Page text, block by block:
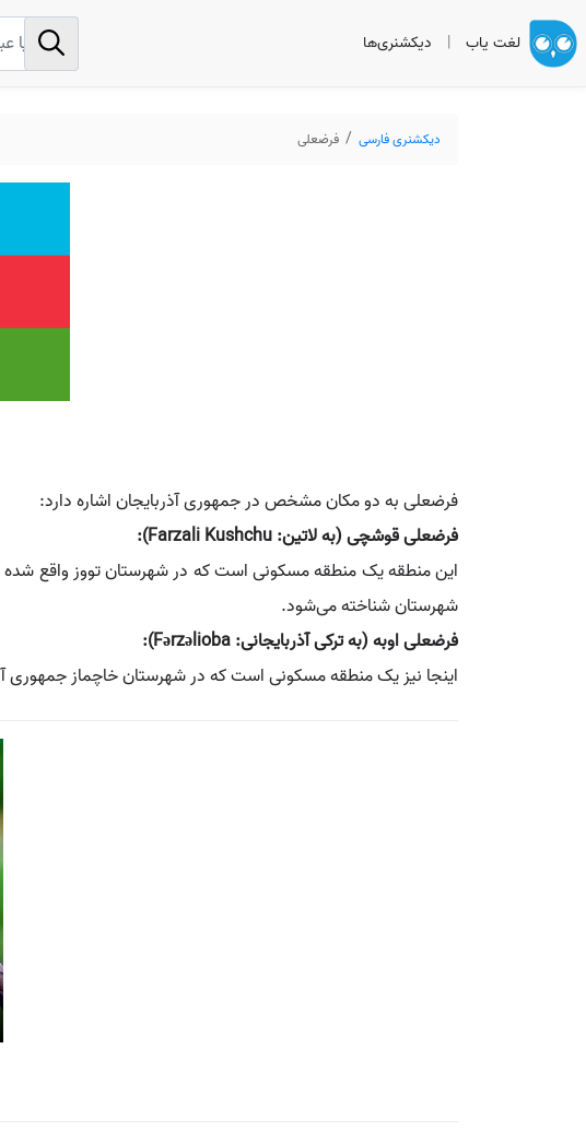
لغت یاب | دیکشنری‌ها
دیکشنری فارسی فرضعلی
فرضعلی به دو مکان مشخص در جمهوری آذربایجان اشاره دارد:
فرضعلی قوشچی (به لاتین: Farzali Kushchu):
این منطقه یک منطقه مسکونی است که در شهرستان تووز واقع
شهرستان شناخته می‌شود.
فرضعلی اوبه (به ترکی آذربایجانی: Fərzəlioba):
اینجا نیز یک منطقه مسکونی است که در شهرستان خاچماز جمهوری